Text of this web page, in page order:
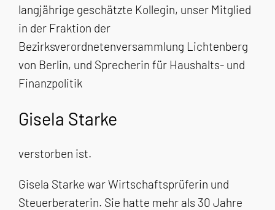
langjährige geschätzte Kollegin, unser Mitglied
in der Fraktion der
Bezirksverordnetenversammlung Lichtenberg
von Berlin, und Sprecherin für Haushalts- und
Finanzpolitik
Gisela Starke
verstorben ist.
Gisela Starke war Wirtschaftsprüferin und
Steuerberaterin. Sie hatte mehr als 30 Jahre